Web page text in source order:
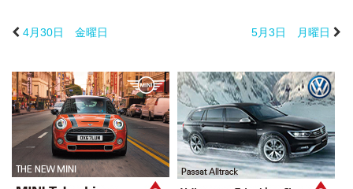
4月30日 金曜日 5月3日 月曜日